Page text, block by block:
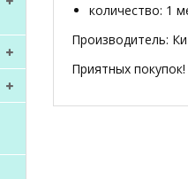
количество: 1
Производитель:
Приятных покупок!